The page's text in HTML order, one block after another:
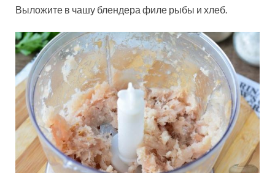
Выложите в чашу блендера филе рыбы и хлеб.